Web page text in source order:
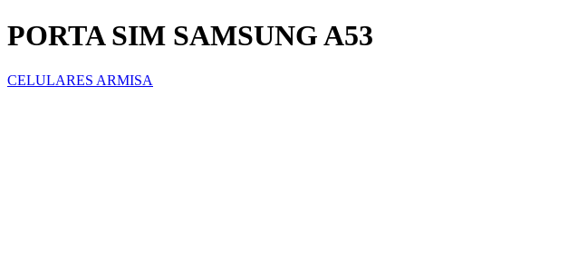
PORTA SIM SAMSUNG A53
CELULARES ARMISA